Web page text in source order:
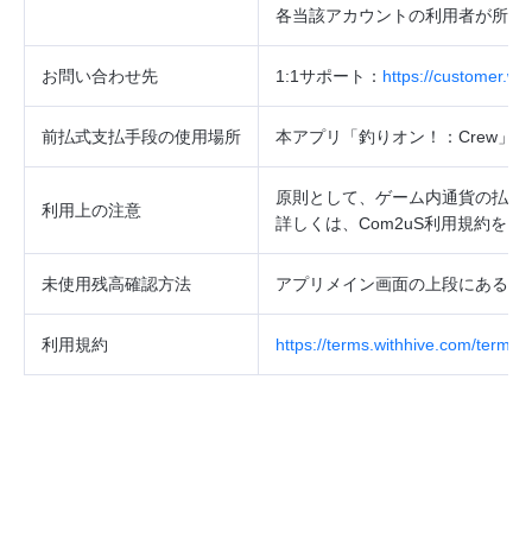
各当該アカウントの利用者が所
お問い合わせ先 1:1サポート： https://
前払式支払手段の使用場所 本アプリ「釣りオン！：Crew」
利用上の注意
原則として、ゲーム内通貨の払
詳しくは、Com2uS利用規約をご
未使用残高確認方法 アプリメイン画面の上段にある
利用規約 https://terms.withhive.com/terms/